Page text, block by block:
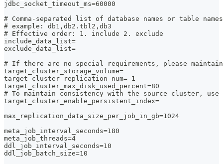
jdbc_socket_timeout_ms=60000
# Comma-separated list of database names or table
# example: db1,db2.tbl2,db3
# Effective order: 1. include 2. exclude
include_data_list=
exclude_data_list=
# If there are no special requirements, please
target_cluster_storage_volume=
target_cluster_replication_num=-1
target_cluster_max_disk_used_percent=80
# To maintain consistency with the source cluster,
target_cluster_enable_persistent_index=
max_replication_data_size_per_job_in_gb=1024
meta_job_interval_seconds=180
meta_job_threads=4
ddl_job_interval_seconds=10
ddl_job_batch_size=10